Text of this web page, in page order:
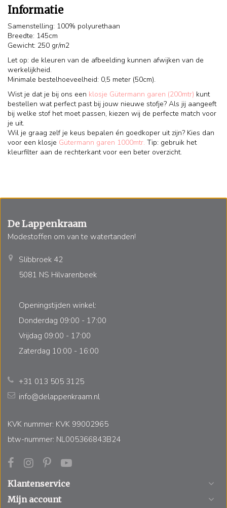
Informatie
Samenstelling: 100% polyurethaan
Breedte: 145cm
Gewicht: 250 gr/m2
Let op: de kleuren van de afbeelding kunnen afwijken van de
werkelijkheid.
Minimale bestelhoeveelheid: 0,5 meter (50cm).
Wist je dat je bij ons een klosje Gütermann garen (200mtr) kunt
bestellen wat perfect past bij jouw nieuwe stofje? Als jij aangeeft
bij welke stof het moet passen, kiezen wij de perfecte match voor
je uit.
Wil je graag zelf je keus bepalen én goedkoper uit zijn? Kies dan
voor een klosje Gütermann garen 1000mtr. Tip: gebruik het
kleurfilter aan de rechterkant voor een beter overzicht.
De Lappenkraam
Modestoffen om van te watertanden!
Slibbroek 42
5081 NS Hilvarenbeek
Openingstijden winkel:
Donderdag 09:00 - 17:00
Vrijdag 09:00 - 17:00
Zaterdag 10:00 - 16:00
+31 013 505 3125
info@delappenkraam.nl
KVK nummer: KVK 99002965
btw-nummer: NL005366843B24
Klantenservice
Mijn account